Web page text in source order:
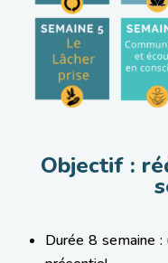
Objectif :
Durée 8 semaine